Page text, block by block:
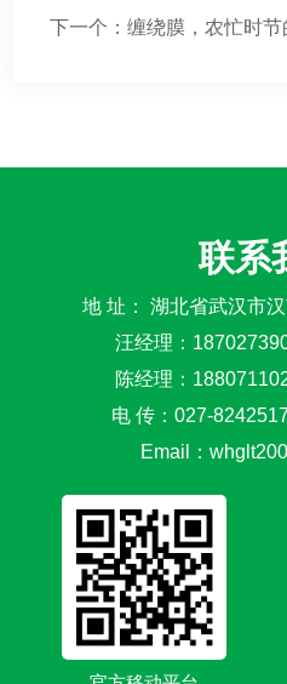
下一个：缠绕膜，农忙时
联系
地 址： 湖北省武汉市
汪经理：
陈经理：
电 传：027-
Email：